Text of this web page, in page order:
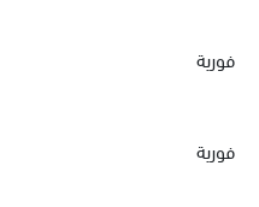
فورية
فورية